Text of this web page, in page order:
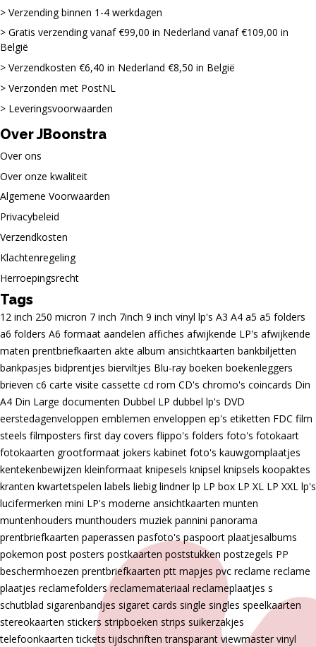
Verzending binnen 1-4 werkdagen
Gratis verzending vanaf €99,00 in Nederland vanaf €109,00 in
België
Verzendkosten €6,40 in Nederland €8,50 in België
Verzonden met PostNL
Leveringsvoorwaarden
Over JBoonstra
Over ons
Over onze kwaliteit
Algemene Voorwaarden
Privacybeleid
Verzendkosten
Klachtenregeling
Herroepingsrecht
Tags
12 inch 250 micron 7 inch 7inch 9 inch vinyl lp's A3 A4 a5 a5 folders
a6 folders A6 formaat aandelen affiches afwijkende LP's afwijkende
maten prentbriefkaarten akte album ansichtkaarten bankbiljetten
bankpasjes bidprentjes bierviltjes Blu-ray boeken boekenleggers
brieven c6 carte visite cassette cd rom CD's chromo's coincards Din
A4 Din Large documenten Dubbel LP dubbel lp's DVD
eerstedagenveloppen emblemen enveloppen ep's etiketten FDC film
steels filmposters first day covers flippo's folders foto's fotokaart
fotokaarten grootformaat jokers kabinet foto's kauwgomplaatjes
kentekenbewijzen kleinformaat knipesels knipsel knipsels koopaktes
kranten kwartetspelen labels liebig lindner lp LP box LP XL LP XXL lp's
lucifermerken mini LP's moderne ansichtkaarten munten
muntenhouders munthouders muziek pannini panorama
prentbriefkaarten paperassen pasfoto's paspoort plaatjesalbums
pokemon post posters postkaarten poststukken postzegels PP
beschermhoezen prentbriefkaarten ptt mapjes pvc reclame reclame
plaatjes reclamefolders reclamemateriaal reclameplaatjes s
schutblad sigarenbandjes sigaret cards single singles speelkaarten
stereokaarten stickers stripboeken strips suikerzakjes
telefoonkaarten tickets tijdschriften transparant viewmaster vinyl